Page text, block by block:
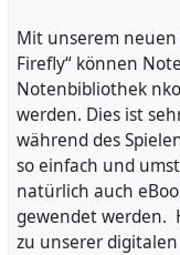
Mit unserem neuen
Firefly“ können
Notenbibliothek
werden. Dies ist
während des
so einfach und
natürlich auch
gewendet werden.
zu unserer